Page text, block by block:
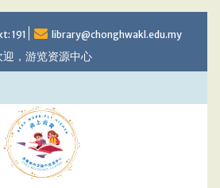
191 library@chonghwakl.edu.my
，游览资源中心